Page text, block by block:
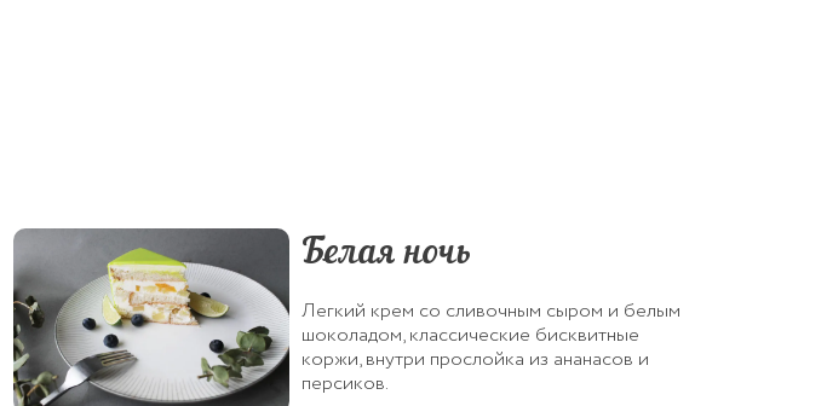
Белая ночь
Легкий крем со сливочным сыром и белым
шоколадом, классические бисквитные
коржи, внутри прослойка из ананасов и
персиков.